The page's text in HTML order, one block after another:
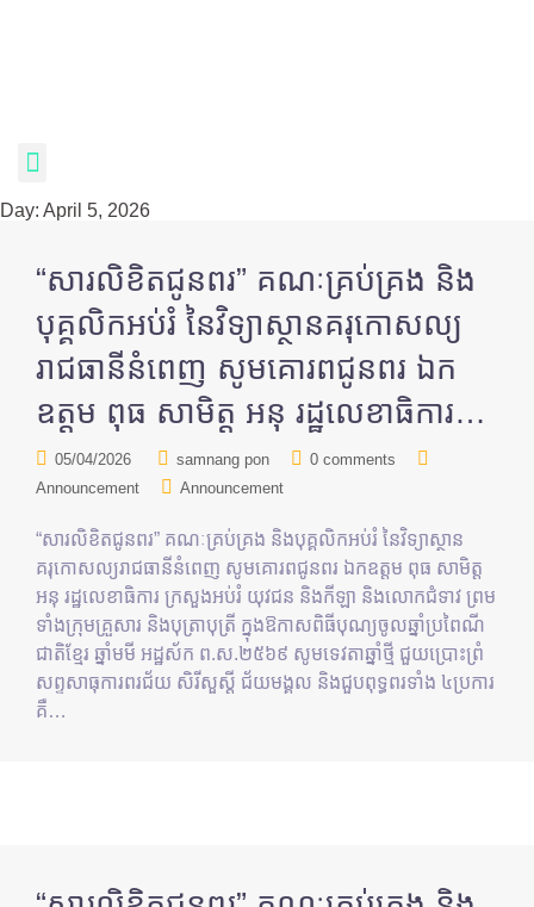
Day: April 5, 2026
“សារលិខិតជូនពរ” គណៈគ្រប់គ្រង និង
បុគ្គលិកអប់រំ នៃវិទ្យាស្ថានគរុកោសល្យ
រាជធានីនំពេញ សូមគោរពជូនពរ ឯក
ឧត្តម ពុធ សាមិត្ត អនុ រដ្ឋលេខាធិការ…
05/04/2026 samnang pon
0 comments
Announcement
Announcement
“សារលិខិតជូនពរ” គណៈគ្រប់គ្រង និងបុគ្គលិកអប់រំ នៃវិទ្យាស្ថាន
គរុកោសល្យរាជធានីនំពេញ សូមគោរពជូនពរ ឯកឧត្តម ពុធ សាមិត្ត
អនុ រដ្ឋលេខាធិការ ក្រសួងអប់រំ យុវជន និងកីឡា និងលោកជំទាវ ព្រម
ទាំងក្រុមគ្រួសារ និងបុត្រាបុត្រី ក្នុងឱកាសពិធីបុណ្យចូលឆ្នាំប្រពៃណី
ជាតិខ្មែរ ឆ្នាំមមី អដ្ឋស័ក ព.ស.២៥៦៩ សូមទេវតាឆ្នាំថ្មី ជួយប្រោះព្រំ
សព្ទសាធុការពរជ័យ សិរីសួស្ដី ជ័យមង្គល និងជួបពុទ្ធពរទាំង ៤ប្រការ
គឺ…